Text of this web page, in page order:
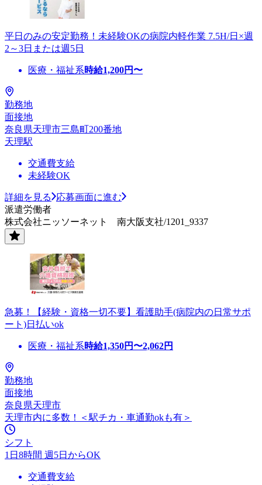
平日のみの安定勤務！未経験OKの病院内軽作業 7.5H/日×週
2～3日または週5日
医療・福祉系時給1,200円〜
勤務地
面接地
奈良県天理市三島町200番地
天理駅
交通費支給
未経験OK
詳細を見る
応募画面に進む
派遣労働者
株式会社ニッソーネット 南大阪支社/1201_9337
急募！【経験・資格一切不要】看護助手(病院内の日常サポ
ート)日払いok
医療・福祉系時給1,350円〜2,062円
勤務地
面接地
奈良県天理市
天理市内に多数！＜駅チカ・車通勤okも有＞
シフト
1日8時間 週5日からOK
交通費支給